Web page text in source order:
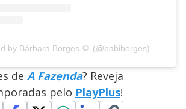
by Bárbara Borges 🌻 (@babiborges)
de A Fazenda? Reveja
pelo PlayPlus!